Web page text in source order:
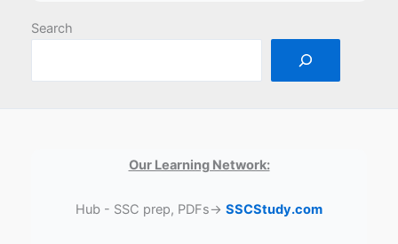
Search
Our Learning Network:
Hub - SSC prep, PDFs→ SSCStudy.com